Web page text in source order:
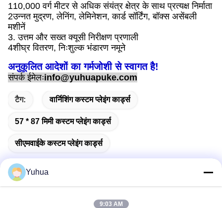
110,000 वर्ग मीटर से अधिक संयंत्र क्षेत्र के साथ प्रत्यक्ष निर्माता
2उन्नत मुद्रण, लेनिंग, लेमिनेशन, कार्ड सॉर्टिंग, बॉक्स असेंबली
मशीनें
3. उत्तम और सख्त क्यूसी निरीक्षण प्रणाली
4शीघ्र वितरण, निःशुल्क भंडारण नमूने
अनुकूलित आदेशों का गर्मजोशी से स्वागत है!
संपर्क ईमेलःinfo@yuhuapuke.com
टैग: वार्निशिंग कस्टम प्लेइंग कार्ड्स
57 * 87 मिमी कस्टम प्लेइंग कार्ड्स
सीएमवाईके कस्टम प्लेइंग कार्ड्स
Yuhua
9:03 AM